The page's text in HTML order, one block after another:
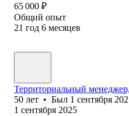
65 000 ₽
Общий опыт
21 год 6 месяцев
Территориальный
50 лет • Был 1 сентября
1 сентября 2025